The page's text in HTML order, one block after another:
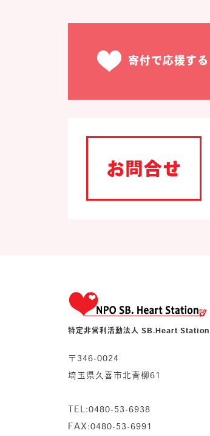
寄付で応援する
お問合せ
特定非営利活動法人 SB.Heart Station
〒346-0024
埼玉県久喜市北青柳61
TEL:0480-53-6938
FAX:0480-53-6991